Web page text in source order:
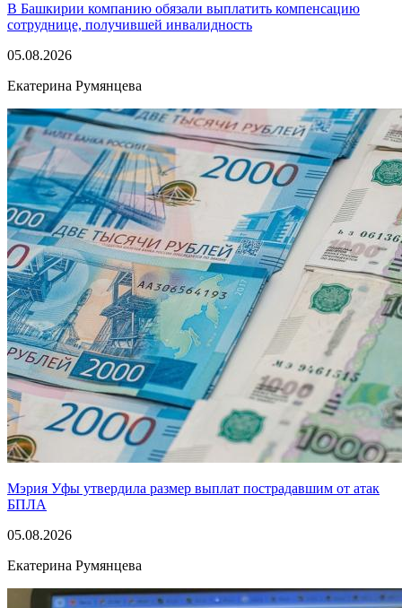
В Башкирии компанию обязали выплатить компенсацию
сотруднице, получившей инвалидность
05.08.2026
Екатерина Румянцева
Мэрия Уфы утвердила размер выплат пострадавшим от атак
БПЛА
05.08.2026
Екатерина Румянцева